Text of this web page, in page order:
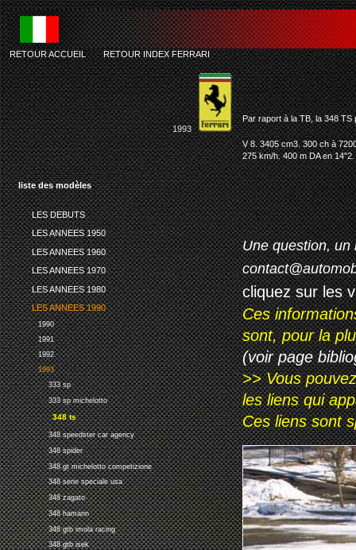
liste des modèles
LES DEBUTS
LES ANNEES 1950
LES ANNEES 1960
LES ANNEES 1970
LES ANNEES 1980
LES ANNEES 1990
1990
1991
1992
1993
333 sp
333 sp michelotto
348 ts
348 speedster car agency
348 spider
348 gt michelotto competizione
348 serie speciale usa
348 zagato
348 hamann
348 gtb imola racing
348 gtb isek
RETOUR ACCUEIL-RETOUR INDEX FERRARI
1993
Par raport à la TB, la 348 TS
V 8. 3405 cm3. 300 ch à
275 km/h. 400 m DA en
Une question, un
cliquez sur les
Ces
sont, pour la
(voir page
>> Vous
les liens qui
Ces liens sont